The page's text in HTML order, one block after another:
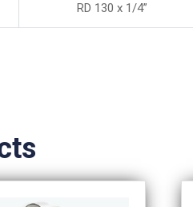
RD 130 x 1/4”